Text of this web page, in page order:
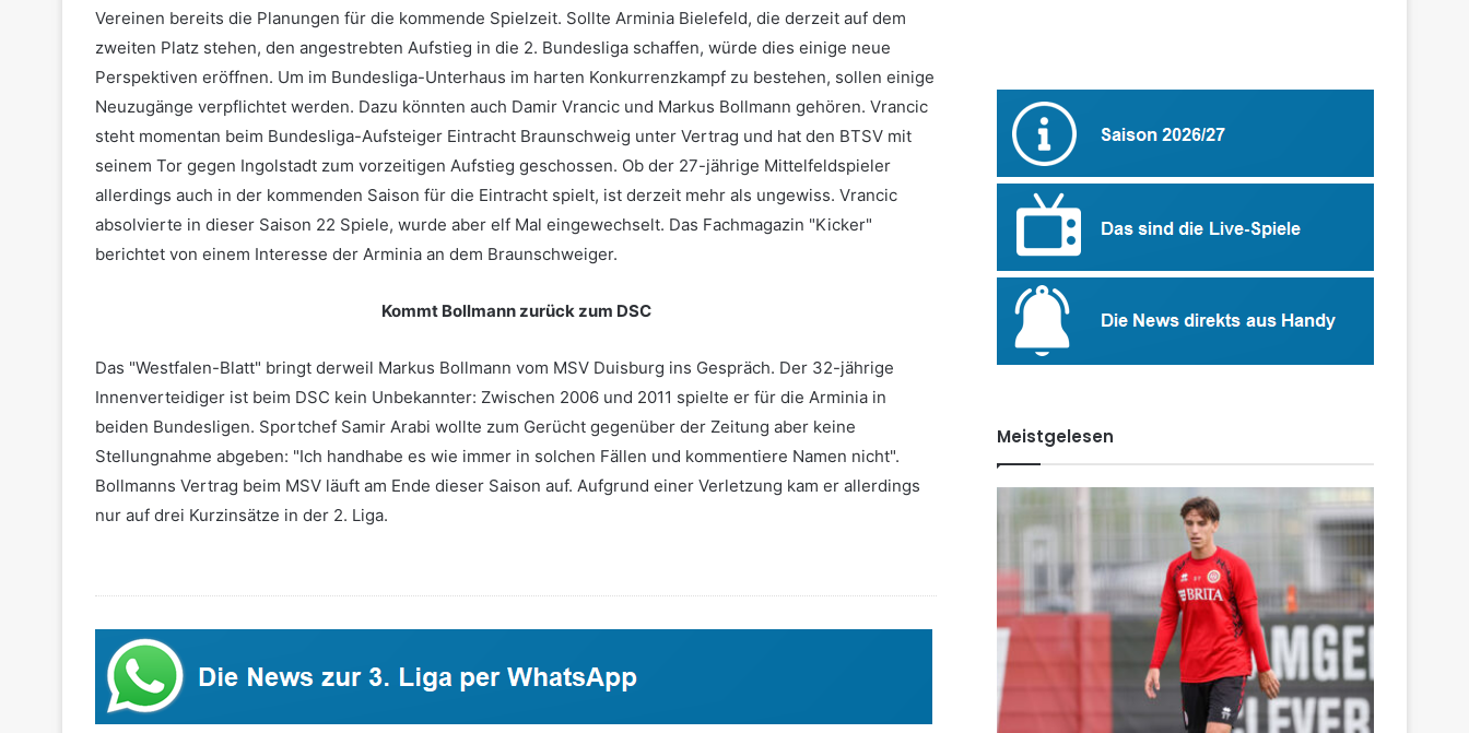
Vereinen bereits die Planungen für die kommende Spielzeit. Sollte Arminia Bielefeld, die derzeit auf dem
zweiten Platz stehen, den angestrebten Aufstieg in die 2. Bundesliga schaffen, würde dies einige neue
Perspektiven eröffnen. Um im Bundesliga-Unterhaus im harten Konkurrenzkampf zu bestehen, sollen einige
Neuzugänge verpflichtet werden. Dazu könnten auch Damir Vrancic und Markus Bollmann gehören. Vrancic
steht momentan beim Bundesliga-Aufsteiger Eintracht Braunschweig unter Vertrag und hat den BTSV mit
seinem Tor gegen Ingolstadt zum vorzeitigen Aufstieg geschossen. Ob der 27-jährige Mittelfeldspieler
allerdings auch in der kommenden Saison für die Eintracht spielt, ist derzeit mehr als ungewiss. Vrancic
absolvierte in dieser Saison 22 Spiele, wurde aber elf Mal eingewechselt. Das Fachmagazin "Kicker"
berichtet von einem Interesse der Arminia an dem Braunschweiger.
Kommt Bollmann zurück zum DSC
Das "Westfalen-Blatt" bringt derweil Markus Bollmann vom MSV Duisburg ins Gespräch. Der 32-jährige
Innenverteidiger ist beim DSC kein Unbekannter: Zwischen 2006 und 2011 spielte er für die Arminia in
beiden Bundesligen. Sportchef Samir Arabi wollte zum Gerücht gegenüber der Zeitung aber keine
Stellungnahme abgeben: "Ich handhabe es wie immer in solchen Fällen und kommentiere Namen nicht".
Bollmanns Vertrag beim MSV läuft am Ende dieser Saison auf. Aufgrund einer Verletzung kam er allerdings
nur auf drei Kurzinsätze in der 2. Liga.
Meistgelesen